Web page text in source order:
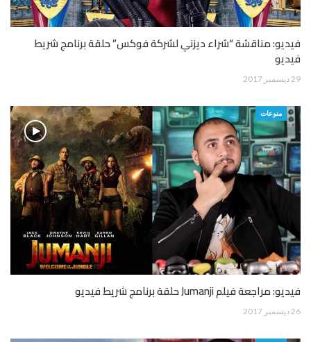
فيديو: مناقشة “شراء ديزني لشركة فوكس” حلقة برنامج شريط
فيديو
29 ديسمبر 2017
منوعات
فيديو: مراجعة فيلم Jumanji حلقة برنامج شريط فيديو
26 ديسمبر 2017